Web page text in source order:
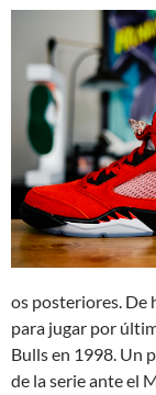
os posteriores. De
para jugar por
Bulls en 1998. Un
de la serie ante el